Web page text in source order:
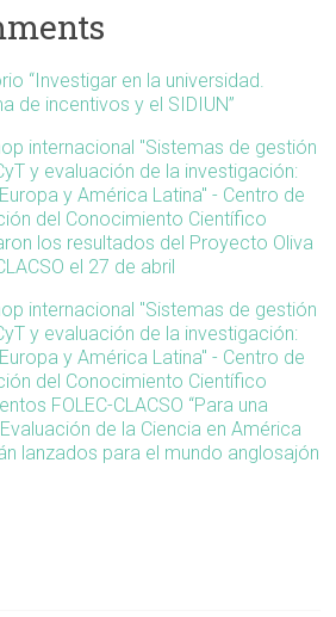
“Investigar en la universidad.
de incentivos y el SIDIUN”
internacional "Sistemas de gestión
y evaluación de la investigación:
y América Latina" - Centro de
del Conocimiento Científico
los resultados del Proyecto Oliva
el 27 de abril
internacional "Sistemas de gestión
y evaluación de la investigación:
y América Latina" - Centro de
del Conocimiento Científico
FOLEC-CLACSO “Para una
de la Ciencia en América
lanzados para el mundo anglosajón